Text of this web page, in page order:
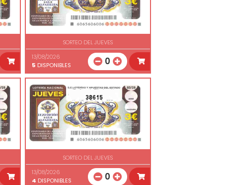
SORTEO DEL JUEVES
13/08/2026
5 DISPONIBLES 0
38615
SORTEO DEL JUEVES
13/08/2026
4 DISPONIBLES 0